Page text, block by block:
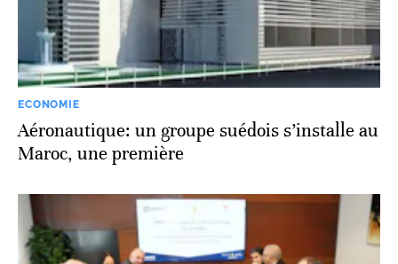
ECONOMIE
Aéronautique: un groupe suédois s’installe au
Maroc, une première